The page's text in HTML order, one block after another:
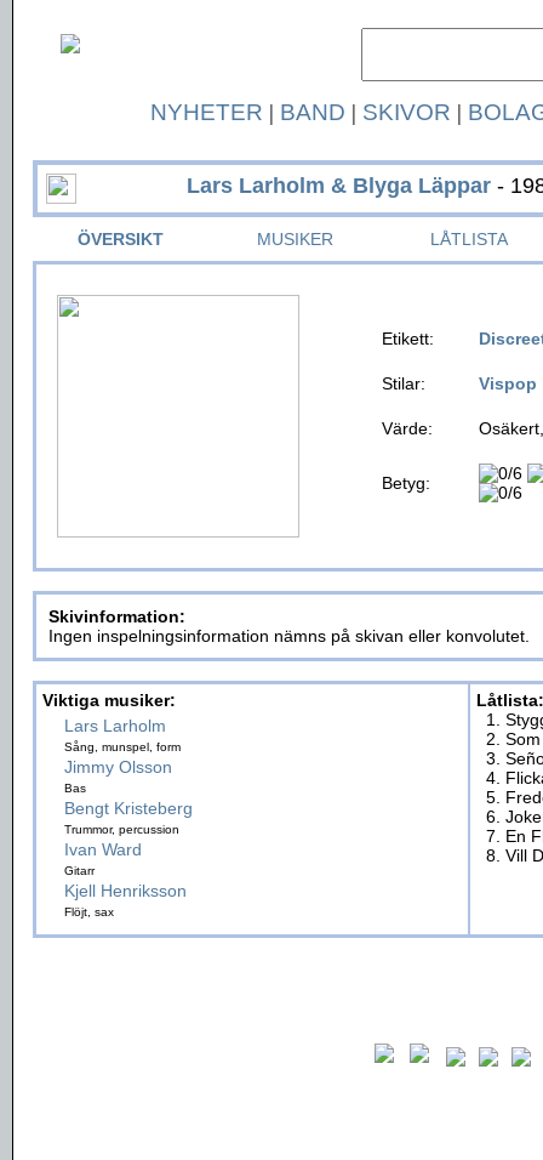
NYHETER | BAND | SKIVOR |
Lars Larholm & Blyga Läppar -
ÖVERSIKT MUSIKER LÅTLISTA
Etikett:
Stilar: Vispop
Värde:
Betyg:
Skivinformation:
Ingen inspelningsinformation nämns på skivan eller konvolutet.
Viktiga musiker:
Lars Larholm
Sång, munspel, form
Jimmy Olsson
Bas
Bengt Kristeberg
Trummor, percussion
Ivan Ward
Gitarr
Kjell Henriksson
Flöjt, sax
Låtlista:
1.
2.
3.
4.
5.
6.
7. En
8. Vill